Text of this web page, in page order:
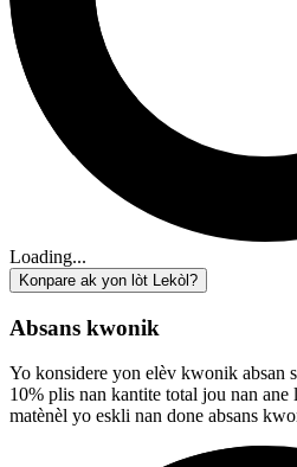
Loading...
Konpare ak yon lòt Lekòl?
Absans kwonik
Yo konsidere yon elèv kwonik absan
10% plis nan kantite total jou nan
matènèl yo eskli nan done absans